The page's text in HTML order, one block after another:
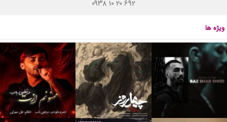
۰۹۳۸ ۱۰ ۲۰ ۶۹۲
ویژه ها